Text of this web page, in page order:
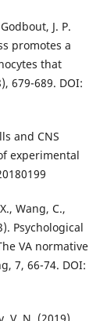
J. P.
promotes a
that
679-689. DOI:
and CNS
experimental
Wang, C.,
Psychological
VA normative
7, 66-74. DOI:
V. N. (2019).